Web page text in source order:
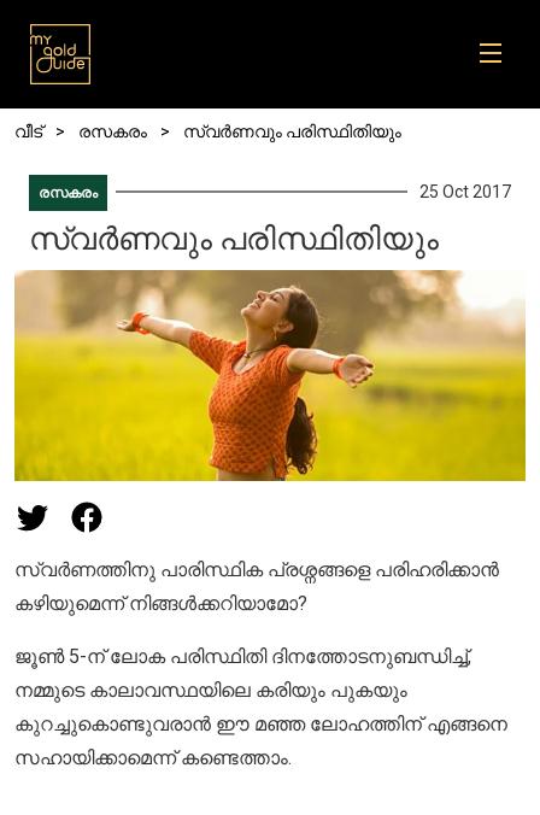
Breadcrumb
വീട് രസകരം സ്വർണവും പരിസ്ഥിതിയും
രസകരം 25 Oct 2017
സ്വർണവും പരിസ്ഥിതിയും
സ്വർണത്തിനു പാരിസ്ഥിക പ്രശ്നങ്ങളെ പരിഹരിക്കാൻ
കഴിയുമെന്ന് നിങ്ങൾക്കറിയാമോ?
ജൂൺ 5-ന് ലോക പരിസ്ഥിതി ദിനത്തോടനുബന്ധിച്ച്,
നമ്മുടെ കാലാവസ്ഥയിലെ കരിയും പുകയും
കുറച്ചുകൊണ്ടുവരാൻ ഈ മഞ്ഞ ലോഹത്തിന് എങ്ങനെ
സഹായിക്കാമെന്ന് കണ്ടെത്താം.